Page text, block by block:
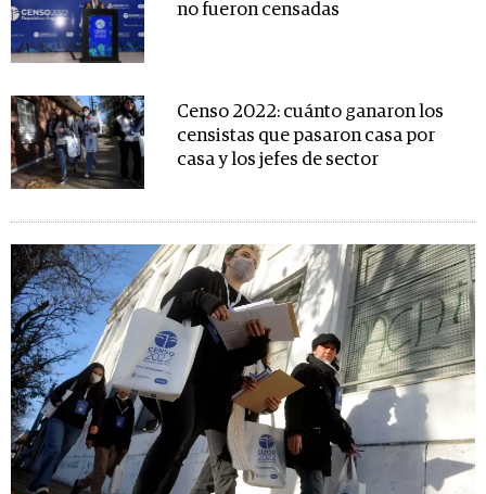
no fueron censadas
Censo 2022: cuánto ganaron los
censistas que pasaron casa por
casa y los jefes de sector